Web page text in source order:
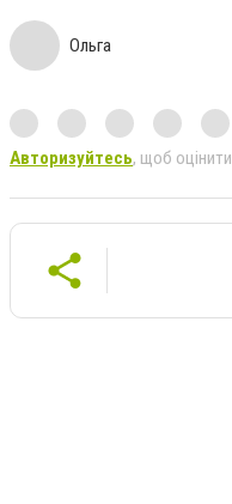
Ольга
Авторизуйтесь, щоб оцінити